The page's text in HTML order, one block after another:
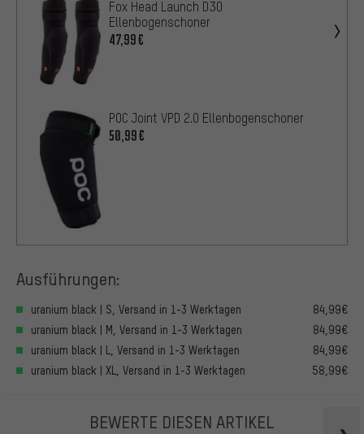
Fox Head Launch D3O
Ellenbogenschoner
47,99€
POC Joint VPD 2.0 Ellenbogenschoner
50,99€
Ausführungen:
uranium black | S, Versand in 1-3 Werktagen
84,99€
uranium black | M, Versand in 1-3 Werktagen
84,99€
uranium black | L, Versand in 1-3 Werktagen
84,99€
uranium black | XL, Versand in 1-3 Werktagen
58,99€
BEWERTE DIESEN ARTIKEL